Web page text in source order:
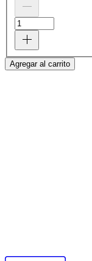
Agregar al carrito